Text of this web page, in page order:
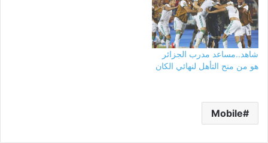
شاهد..مساعد مدرب الجزائر
هو من منح التأهل لنهائي الكان
Mobile